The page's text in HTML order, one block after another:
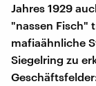
Jahres 1929
"nassen Fisch"
mafiaähnliche
Siegelring zu